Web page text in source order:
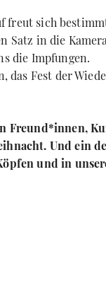
freut sich
Satz in die
die Impfungen.
das Fest der
Freund*innen,
Und ein
und in